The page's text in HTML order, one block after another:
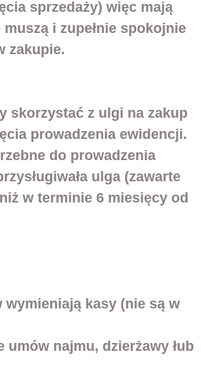
sprzedaży) więc mają
i zupełnie spokojnie
zakupie.
skorzystać z ulgi na zakup
prowadzenia ewidencji.
do prowadzenia
ulga (zawarte
w terminie 6 miesięcy od
kasy (nie są w
najmu, dzierżawy łub